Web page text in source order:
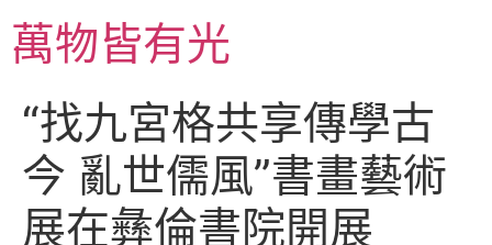
主萬物皆有光
“找九宮格共享傳學古
今 亂世儒風”書畫藝術
展在彝倫書院開展